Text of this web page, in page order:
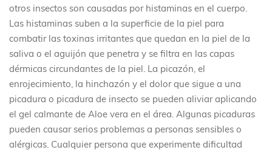
otros insectos son causadas por histaminas en el cuerpo.
Las histaminas suben a la superficie de la piel para
combatir las toxinas irritantes que quedan en la piel de la
saliva o el aguijón que penetra y se filtra en las capas
dérmicas circundantes de la piel. La picazón, el
enrojecimiento, la hinchazón y el dolor que sigue a una
picadura o picadura de insecto se pueden aliviar aplicando
el gel calmante de Aloe vera en el área. Algunas picaduras
pueden causar serios problemas a personas sensibles o
alérgicas. Cualquier persona que experimente dificultad